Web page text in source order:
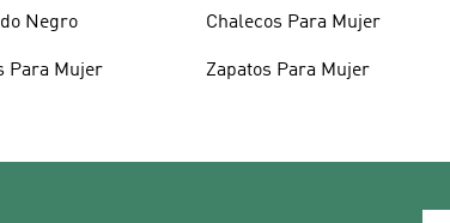
Negro
Para Mujer
Chalecos Para Mujer
Zapatos Para Mujer